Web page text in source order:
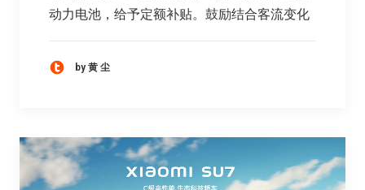
动力电池，给予定额补贴。鼓励结合客流变化
by 黄 尘